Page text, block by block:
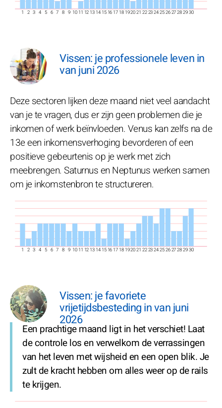
1 2 3 4 5 6 7 8 9 10 11 12 13 14 15 16 17 18 192021 222324252627282930
Vissen: je professionele leven in
van juni 2026
1 2 3 4 5 6 7 8 9 10 11 12 13 14 15 16 17 18 192021 222324252627282930
Deze sectoren lijken deze maand niet veel aandacht
van je te vragen, dus er zijn geen problemen die je
inkomen of werk beïnvloeden. Venus kan zelfs na de
13e een inkomensverhoging bevorderen of een
positieve gebeurtenis op je werk met zich
meebrengen. Saturnus en Neptunus werken samen
om je inkomstenbron te structureren.
Vissen: je favoriete
vrijetijdsbesteding in van juni
2026
Een prachtige maand ligt in het verschiet! Laat
de controle los en verwelkom de verrassingen
van het leven met wijsheid en een open blik. Je
zult de kracht hebben om alles weer op de rails
te krijgen.